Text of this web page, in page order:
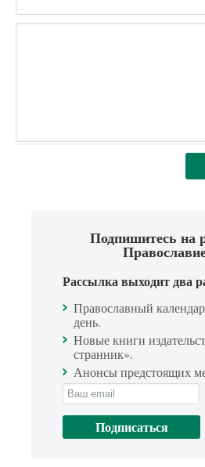
Подпишитесь на
Рассылка выходит два
Православный
день.
Новые книги
странник».
Анонсы предстоящих